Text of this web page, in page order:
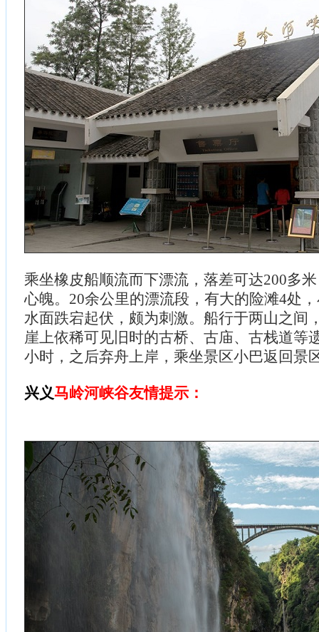
乘坐橡皮船顺流而下漂流，落差可达200多
心魄。20余公里的漂流段，有大的险滩4处
水面跌宕起伏，颇为刺激。船行于两山之间
崖上依稀可见旧时的古桥、古庙、古栈道等
小时，之后弃舟上岸，乘坐景区小巴返回景
兴义马岭河峡谷友情提示：